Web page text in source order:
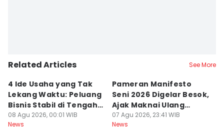
Related Articles See More
4 Ide Usaha yang Tak
Lekang Waktu: Peluang
Bisnis Stabil di Tengah
Perubahan
08 Agu 2026, 00:01 WIB
News
Pameran Manifesto
Seni 2026 Digelar Besok,
Ajak Maknai Ulang
Maritim
07 Agu 2026, 23:41 WIB
News